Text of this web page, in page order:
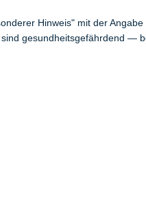
Hinweis" mit der Angabe
sind gesundheitsgefährdend —